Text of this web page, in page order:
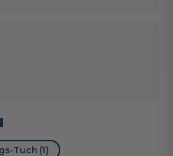
Tuch (1)